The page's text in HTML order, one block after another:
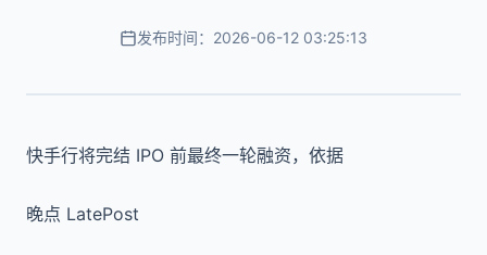
发布时间：2026-06-12 03:25:13
快手行将完结 IPO 前最终一轮融资，依据
晚点 LatePost